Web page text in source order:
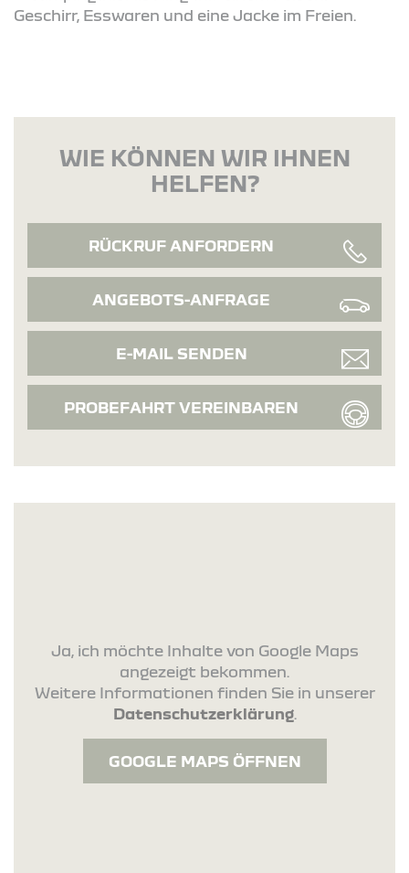
WIE KÖNNEN WIR IHNEN
HELFEN?
RÜCKRUF ANFORDERN
ANGEBOTS-ANFRAGE
E-MAIL SENDEN
PROBEFAHRT VEREINBAREN
Ja, ich möchte Inhalte von Google Maps
angezeigt bekommen.
Weitere Informationen finden Sie in unserer
Datenschutzerklärung.
GOOGLE MAPS ÖFFNEN